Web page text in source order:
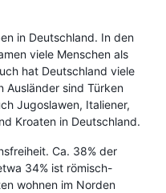
in Deutschland. In den
viele Menschen als
hat Deutschland viele
Ausländer sind Türken
Jugoslawen, Italiener,
Kroaten in Deutschland.
Ca. 38% der
34% ist römisch-
wohnen im Norden